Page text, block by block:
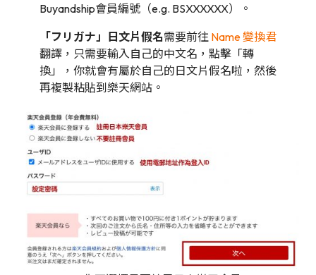
Buyandship會員編號（e.g. BSXXXXXX）。
「フリガナ」日文片假名需要前往 Name 變換君
翻譯，只需要輸入自己的中文名，點擊「轉
換」，你就會有屬於自己的日文片假名啦，然後
再複製粘貼到樂天網站。